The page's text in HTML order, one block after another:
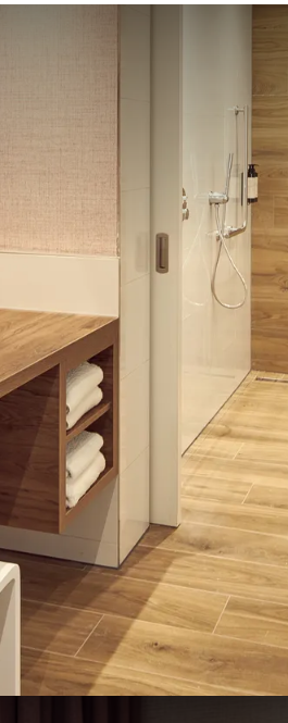
Sprudelbad. Auch geeignet für
Eingang, Haltegriffen an
Separate Toilette
Toilettenartikel
Klimaanlage
Kofferablage
Telefon